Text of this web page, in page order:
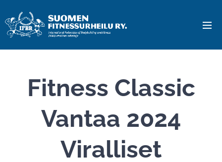
Fitness Classic
Vantaa 2024
Viralliset